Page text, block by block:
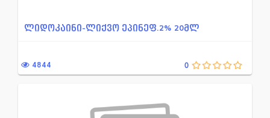
ლიდოკაინი-ლიქვო ეპინეფ.2% 20მლ
4844 0